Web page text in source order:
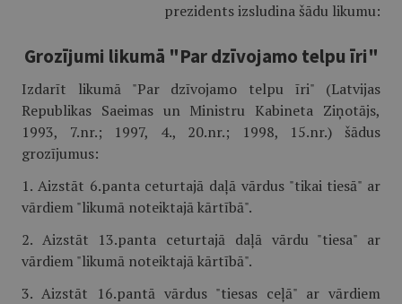
prezidents izsludina šādu likumu:
Grozījumi likumā "Par dzīvojamo telpu īri"
Izdarīt likumā "Par dzīvojamo telpu īri" (Latvijas
Republikas Saeimas un Ministru Kabineta Ziņotājs,
1993, 7.nr.; 1997, 4., 20.nr.; 1998, 15.nr.) šādus
grozījumus:
1. Aizstāt 6.panta ceturtajā daļā vārdus "tikai tiesā" ar
vārdiem "likumā noteiktajā kārtībā".
2. Aizstāt 13.panta ceturtajā daļā vārdu "tiesa" ar
vārdiem "likumā noteiktajā kārtībā".
3. Aizstāt 16.pantā vārdus "tiesas ceļā" ar vārdiem